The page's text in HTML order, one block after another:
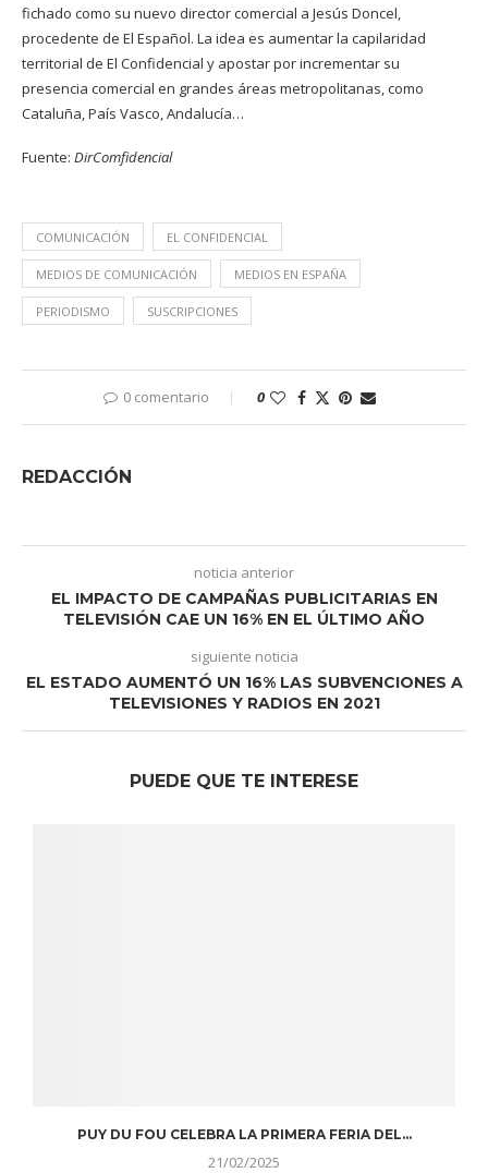
fichado como su nuevo director comercial a Jesús Doncel,
procedente de El Español. La idea es aumentar la capilaridad
territorial de El Confidencial y apostar por incrementar su
presencia comercial en grandes áreas metropolitanas, como
Cataluña, País Vasco, Andalucía…
Fuente: DirComfidencial
COMUNICACIÓN EL CONFIDENCIAL
MEDIOS DE COMUNICACIÓN MEDIOS EN ESPAÑA
PERIODISMO SUSCRIPCIONES
0 comentario 0
REDACCIÓN
noticia anterior
EL IMPACTO DE CAMPAÑAS PUBLICITARIAS EN
TELEVISIÓN CAE UN 16% EN EL ÚLTIMO AÑO
siguiente noticia
EL ESTADO AUMENTÓ UN 16% LAS SUBVENCIONES A
TELEVISIONES Y RADIOS EN 2021
PUEDE QUE TE INTERESE
PUY DU FOU CELEBRA LA PRIMERA FERIA DEL...
21/02/2025